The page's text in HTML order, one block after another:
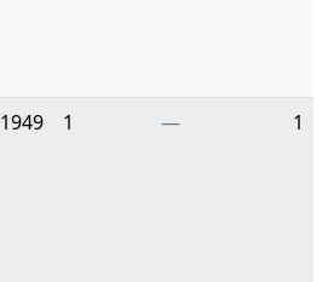
1949 1 — 1